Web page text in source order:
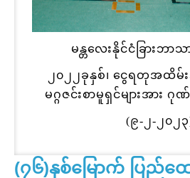
မန္တလေးနိုင်ငံခြားဘ
၂၀၂၂ခုနှစ်၊ ငွေရတုအထိ
မဂ္ဂဇင်းစာမူရှင်များအား ဂု
(၉-၂-၂၀၂၃
(၇၆)နှစ်မြောက် ပြည်ထ